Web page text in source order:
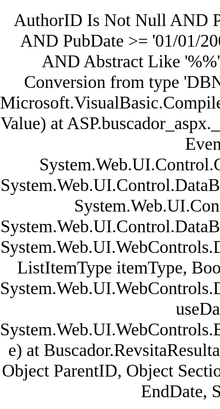
AuthorID Is Not Null AND
AND PubDate >= '01/01/
AND Abstract Like
Conversion from type
Value) at
ListItemType itemType,
e) at
Object ParentID, Object
EndDate,